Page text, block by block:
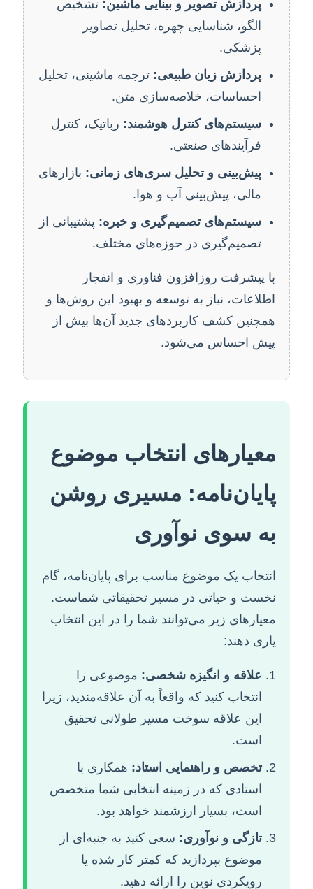
پردازش تصویر و بینایی ماشین: تشخیص
الگو، شناسایی چهره، تحلیل تصاویر
پزشکی.
پردازش زبان طبیعی: ترجمه ماشینی، تحلیل
احساسات، خلاصه‌سازی متن.
سیستم‌های کنترل هوشمند: رباتیک، کنترل
فرآیندهای صنعتی.
پیش‌بینی و تحلیل سری‌های زمانی: بازارهای
مالی، پیش‌بینی آب و هوا.
سیستم‌های تصمیم‌گیری و خبره: پشتیبانی از
تصمیم‌گیری در حوزه‌های مختلف.
با پیشرفت روزافزون فناوری و انفجار
اطلاعات، نیاز به توسعه و بهبود این روش‌ها و
همچنین کشف کاربردهای جدید آن‌ها بیش از
پیش احساس می‌شود.
معیارهای انتخاب موضوع
پایان‌نامه: مسیری روشن
به سوی نوآوری
انتخاب یک موضوع مناسب برای پایان‌نامه، گام
نخست و حیاتی در مسیر تحقیقاتی شماست.
معیارهای زیر می‌توانند شما را در این انتخاب
یاری دهند:
علاقه و انگیزه شخصی: موضوعی را
انتخاب کنید که واقعاً به آن علاقه‌مندید، زیرا
این علاقه سوخت مسیر طولانی تحقیق
است.
تخصص و راهنمایی استاد: همکاری با
استادی که در زمینه انتخابی شما متخصص
است، بسیار ارزشمند خواهد بود.
تازگی و نوآوری: سعی کنید به جنبه‌ای از
موضوع بپردازید که کمتر کار شده یا
رویکردی نوین را ارائه دهید.